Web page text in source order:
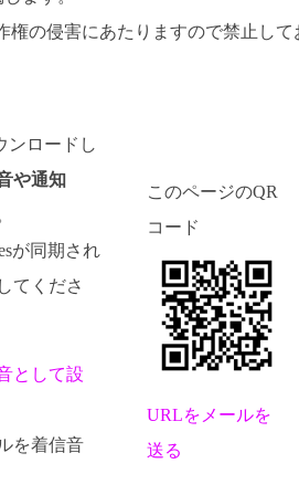
権の侵害にあたりますので禁止して
ンロードし
や通知
が同期され
てくださ
として設
を着信音
このページのQR
コード
URLをメールを
送る